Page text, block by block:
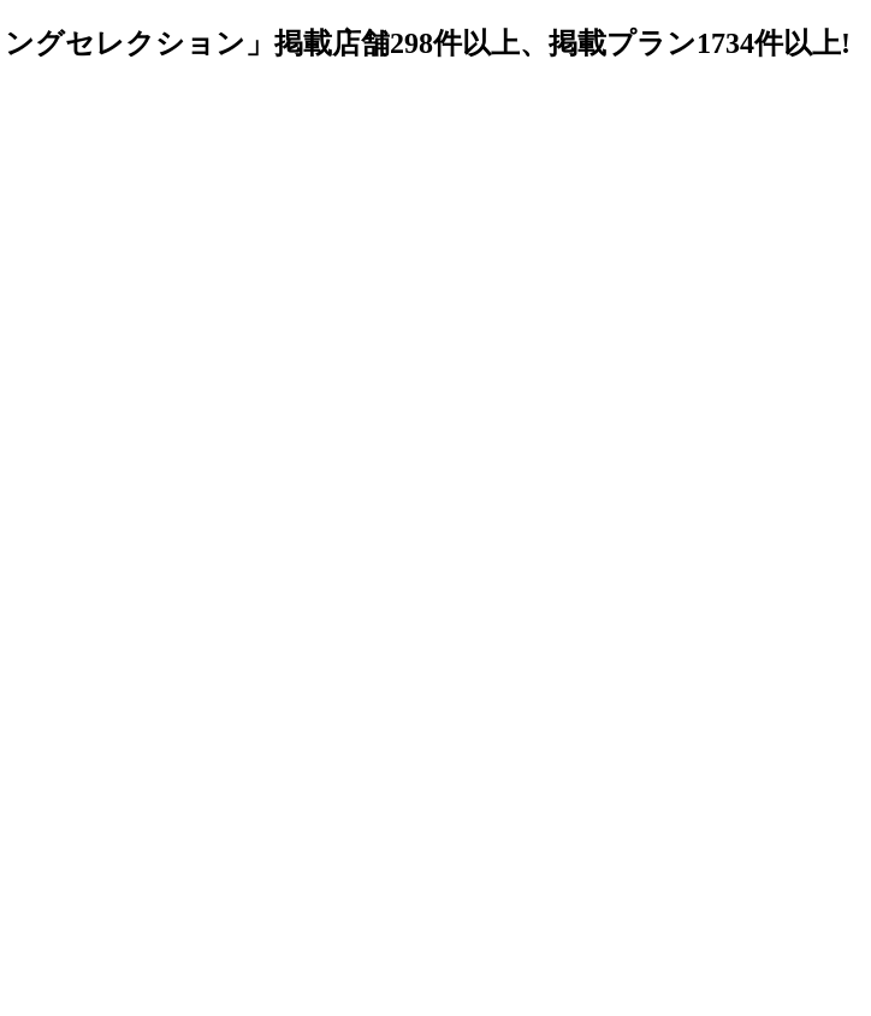
グセレクション」掲載店舗298件以上、掲載プラン1734件以上!